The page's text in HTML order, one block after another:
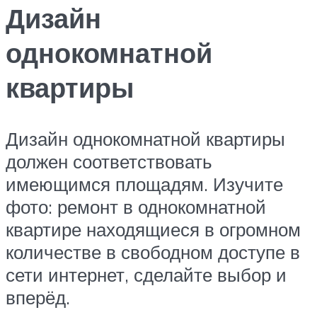
Дизайн
однокомнатной
квартиры
Дизайн однокомнатной квартиры
должен соответствовать
имеющимся площадям. Изучите
фото: ремонт в однокомнатной
квартире находящиеся в огромном
количестве в свободном доступе в
сети интернет, сделайте выбор и
вперёд.